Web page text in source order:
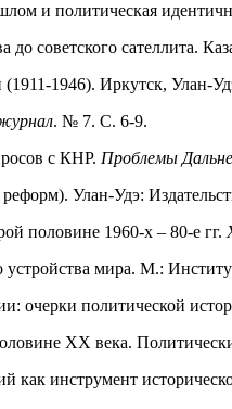
и политическая
советского сателлита.
1946). Иркутск, Улан-
. № 7. С. 6-9.
с КНР. Проблемы
Улан-Удэ:
половине 1960-х – 80-е гг.
мира. М.:
очерки политической
ХХ века.
инструмент